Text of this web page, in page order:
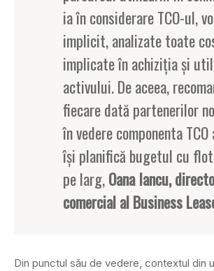
ia în considerare TCO-ul,
implicit, analizate toate
implicate în achiziția și
activului. De aceea,
fiecare dată partenerilor
în vedere componenta
își planifică bugetul cu
pe larg,Oana Iancu,
comercial al Business
Din punctul său de vedere, contextul din